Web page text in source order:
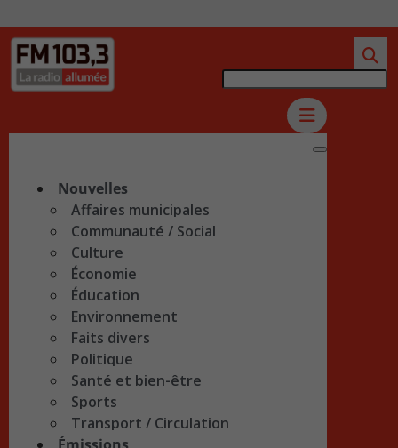
Nouvelles
Affaires municipales
Communauté / Social
Culture
Économie
Éducation
Environnement
Faits divers
Politique
Santé et bien-être
Sports
Transport / Circulation